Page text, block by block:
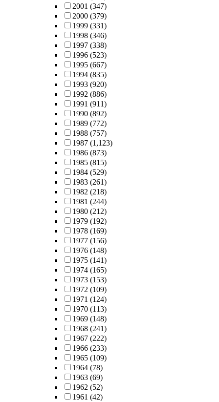
2001 (347)
2000 (379)
1999 (331)
1998 (346)
1997 (338)
1996 (523)
1995 (667)
1994 (835)
1993 (920)
1992 (886)
1991 (911)
1990 (892)
1989 (772)
1988 (757)
1987 (1,123)
1986 (873)
1985 (815)
1984 (529)
1983 (261)
1982 (218)
1981 (244)
1980 (212)
1979 (192)
1978 (169)
1977 (156)
1976 (148)
1975 (141)
1974 (165)
1973 (153)
1972 (109)
1971 (124)
1970 (113)
1969 (148)
1968 (241)
1967 (222)
1966 (233)
1965 (109)
1964 (78)
1963 (69)
1962 (52)
1961 (42)